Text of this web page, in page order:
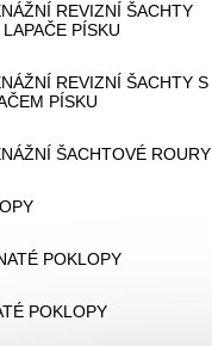
REVIZNÍ ŠACHTY
PÍSKU
REVIZNÍ ŠACHTY S
PÍSKU
ŠACHTOVÉ ROURY
POKLOPY
POKLOPY